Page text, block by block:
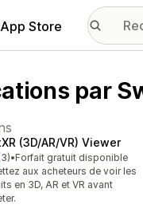
Store
par
(3D/AR/VR) Viewer
sur 5
au total
•Forfait gratuit disponible
aux acheteurs de voir les
en 3D, AR et VR avant